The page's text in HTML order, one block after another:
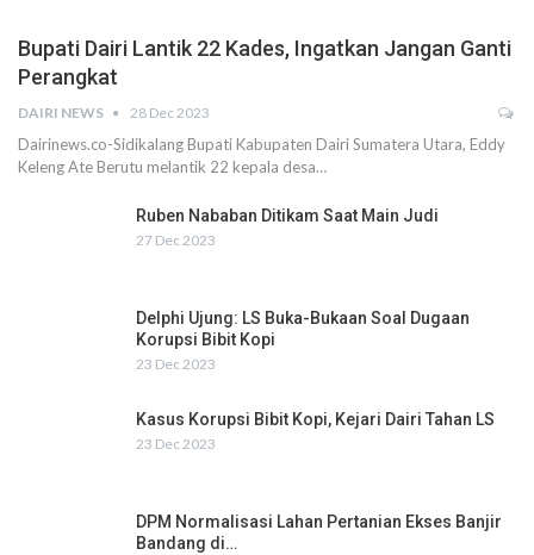
Bupati Dairi Lantik 22 Kades, Ingatkan Jangan Ganti
Perangkat
DAIRI NEWS 28 Dec 2023
Dairinews.co-Sidikalang Bupati Kabupaten Dairi Sumatera Utara, Eddy
Keleng Ate Berutu melantik 22 kepala desa…
Ruben Nababan Ditikam Saat Main Judi
27 Dec 2023
Delphi Ujung: LS Buka-Bukaan Soal Dugaan
Korupsi Bibit Kopi
23 Dec 2023
Kasus Korupsi Bibit Kopi, Kejari Dairi Tahan LS
23 Dec 2023
DPM Normalisasi Lahan Pertanian Ekses Banjir
Bandang di…